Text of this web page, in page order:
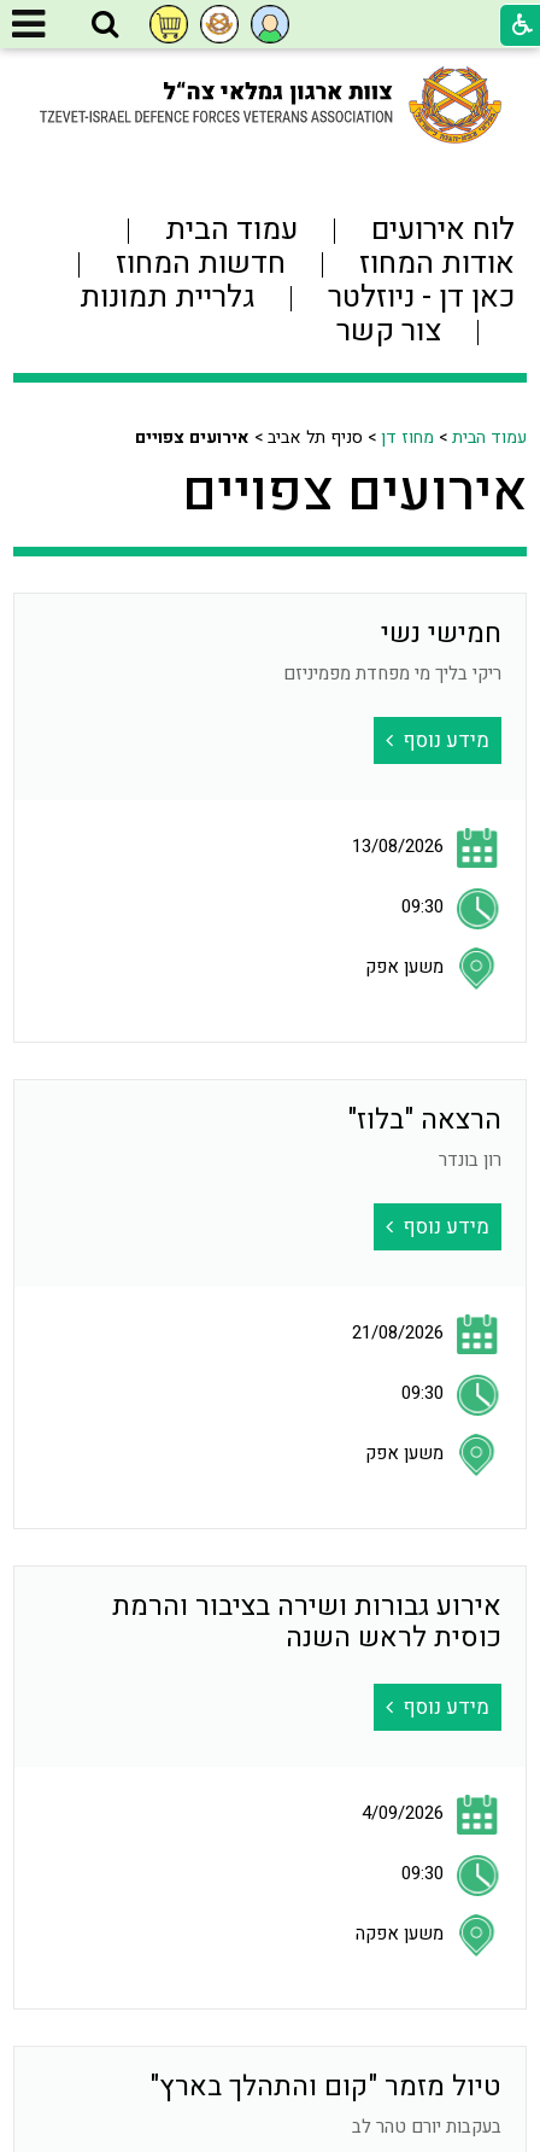
לוח אירועים עמוד הבית
אודות המחוז חדשות המחוז
כאן דן - ניוזלטר גלריית תמונות
צור קשר
עמוד הבית> מחוז דן> סניף תל אביב > אירועים צפויים
אירועים צפויים
חמישי נשי
ריקי בליך מי מפחדת מפמיניזם
מידע נוסף
13/08/2026
09:30
משען אפק
הרצאה "בלוז"
רון בונדר
מידע נוסף
21/08/2026
09:30
משען אפק
אירוע גבורות ושירה בציבור והרמת
כוסית לראש השנה
מידע נוסף
4/09/2026
09:30
משען אפקה
טיול מזמר "קום והתהלך בארץ"
בעקבות יורם טהר לב